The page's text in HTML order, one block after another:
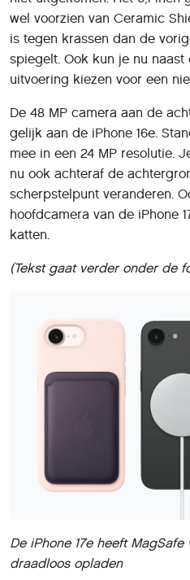
wel voorzien van Ceramic
is tegen krassen dan de
spiegelt. Ook kun je nu
uitvoering kiezen voor een
De 48 MP camera aan de
gelijk aan de iPhone 16e.
mee in een 24 MP resolutie.
nu ook achteraf de
scherpstelpunt veranderen.
hoofdcamera van de iPhone
katten.
(Tekst gaat verder onder de
De iPhone 17e heeft
draadloos opladen